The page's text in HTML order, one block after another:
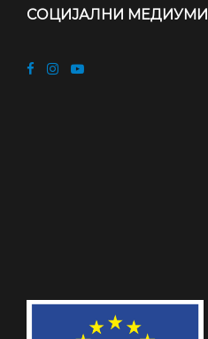
СОЦИЈАЛНИ МЕДИУМИ